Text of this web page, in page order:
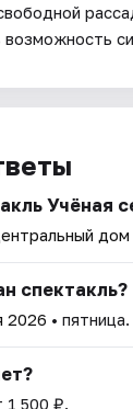
возможность
Учёная
дом
спектакль?
2026 • пятница.
1 500 ₽.